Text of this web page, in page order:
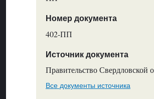
Номер документа
402-ПП
Источник документа
Правительство Свердловской
Все документы источника